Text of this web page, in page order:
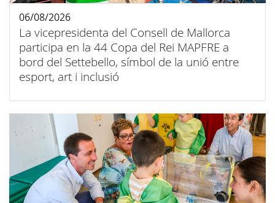
La vicepresidenta del Consell de Mallorca
participa en la 44 Copa del Rei MAPFRE a
bord del Settebello, símbol de la unió entre
esport, art i inclusió
06/08/2026